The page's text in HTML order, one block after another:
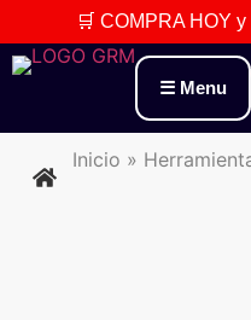
🛒 COMPRA HOY y
Menu
Inicio »